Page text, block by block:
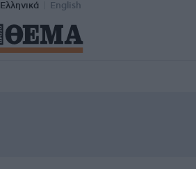
Ελληνικά English